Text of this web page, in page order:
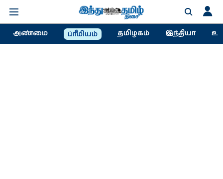
அண்மை ப்ரீமியம் தமிழகம் இந்தியா